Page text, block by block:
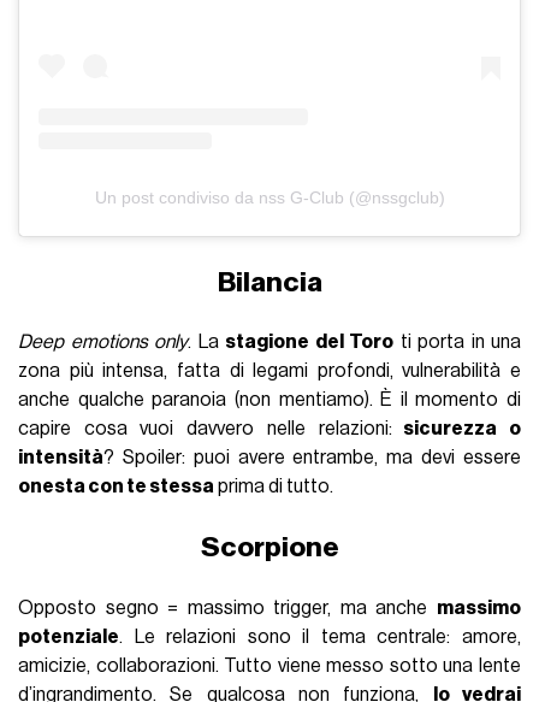
Un post condiviso da nss G-Club (@nssgclub)
Bilancia
Deep emotions only. La stagione del Toro ti porta in una
zona più intensa, fatta di legami profondi, vulnerabilità e
anche qualche paranoia (non mentiamo). È il momento di
capire cosa vuoi davvero nelle relazioni: sicurezza o
intensità? Spoiler: puoi avere entrambe, ma devi essere
onesta con te stessaprima di tutto.
Scorpione
Opposto segno = massimo trigger, ma anche massimo
potenziale. Le relazioni sono il tema centrale: amore,
amicizie, collaborazioni. Tutto viene messo sotto una lente
d’ingrandimento. Se qualcosa non funziona,
lo vedrai